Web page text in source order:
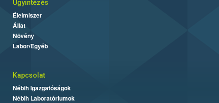
Ügyintézés
Élelmiszer
Állat
Növény
Labor/Egyéb
Kapcsolat
Nébih Igazgatóságok
Nébih Laboratóriumok